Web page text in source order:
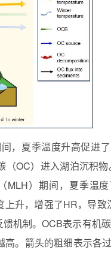
，夏季温度升高促进
（OC）进入湖泊沉积物
MLH）期间，夏季温
上升，增强了HR，导致
馈机制。OCB表示有机碳
高。箭头的粗细表示各